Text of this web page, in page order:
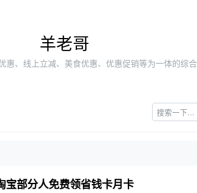
羊老哥
惠、线上立减、美食优惠、优惠促销等为一体的综合
宝部分人免费领省钱卡月卡